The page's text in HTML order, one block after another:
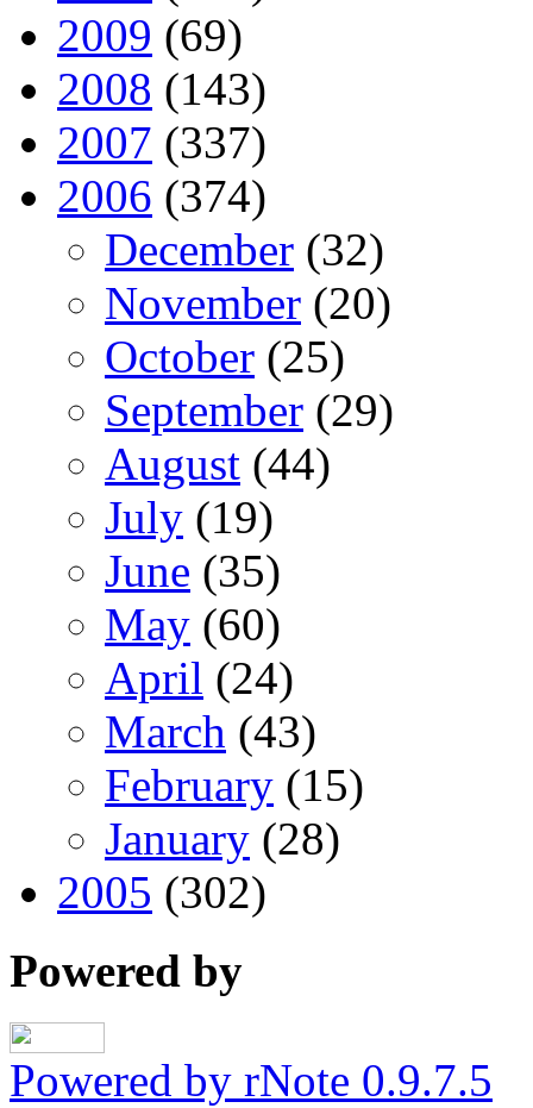
2009 (69)
2008 (143)
2007 (337)
2006 (374)
December (32)
November (20)
October (25)
September (29)
August (44)
July (19)
June (35)
May (60)
April (24)
March (43)
February (15)
January (28)
2005 (302)
Powered by
Powered by rNote 0.9.7.5